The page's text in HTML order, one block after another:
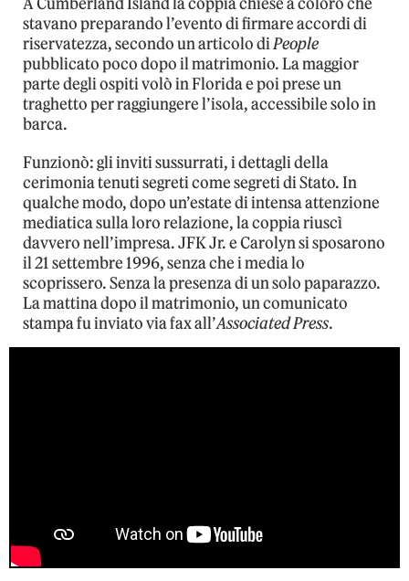
stavano preparando l’evento di firmare accordi di
riservatezza, secondo un articolo diPeople
pubblicato poco dopo il matrimonio. La maggior
parte degli ospiti volò in Florida e poi prese un
traghetto per raggiungere l’isola, accessibile solo in
barca.
Funzionò: gli inviti sussurrati, i dettagli della
cerimonia tenuti segreti come segreti di Stato. In
qualche modo, dopo un’estate di intensa attenzione
mediatica sulla loro relazione, la coppia riuscì
davvero nell’impresa. JFK Jr. e Carolyn si sposarono
il 21 settembre 1996, senza che i media lo
scoprissero. Senza la presenza di un solo paparazzo.
La mattina dopo il matrimonio, un comunicato
stampa fu inviato via fax all’Associated Press.